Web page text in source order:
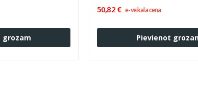
grozam
50,82 € e-veikala cena
Pievienot